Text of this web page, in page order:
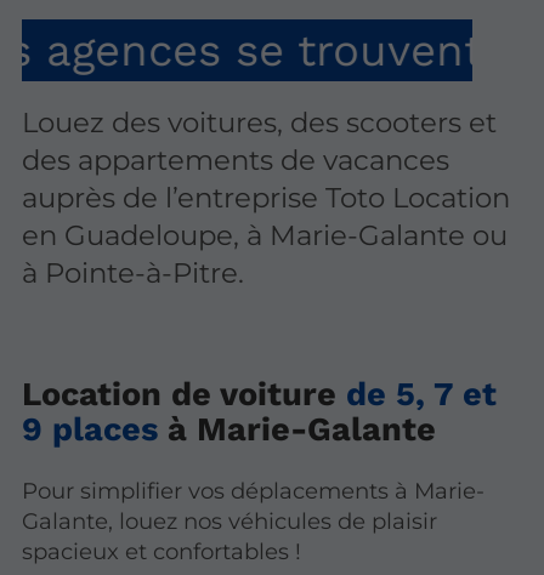
se trouvent à
Louez des voitures, des scooters et
des appartements de vacances
auprès de l’entreprise Toto Location
en Guadeloupe, à Marie-Galante ou
à Pointe-à-Pitre.
Location de voiture de 5, 7 et
9 places à Marie-Galante
Pour simplifier vos déplacements à Marie-
Galante, louez nos véhicules de plaisir
spacieux et confortables !